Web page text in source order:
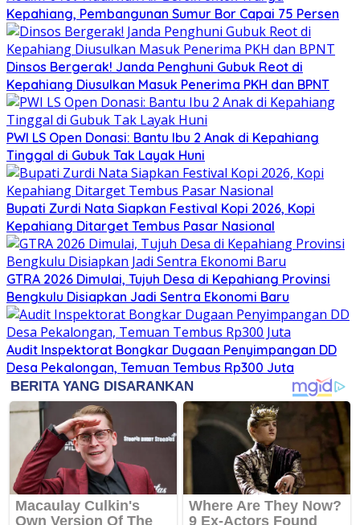
Kepahiang, Pembangunan Sumur Bor Capai 75 Persen
Dinsos Bergerak! Janda Penghuni Gubuk Reot di
Kepahiang Diusulkan Masuk Penerima PKH dan BPNT
PWI LS Open Donasi: Bantu Ibu 2 Anak di Kepahiang
Tinggal di Gubuk Tak Layak Huni
Bupati Zurdi Nata Siapkan Festival Kopi 2026, Kopi
Kepahiang Ditarget Tembus Pasar Nasional
GTRA 2026 Dimulai, Tujuh Desa di Kepahiang Provinsi
Bengkulu Disiapkan Jadi Sentra Ekonomi Baru
Audit Inspektorat Bongkar Dugaan Penyimpangan DD
Desa Pekalongan, Temuan Tembus Rp300 Juta